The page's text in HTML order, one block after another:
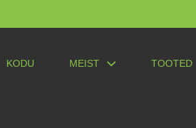
KODU MEIST TOOTED